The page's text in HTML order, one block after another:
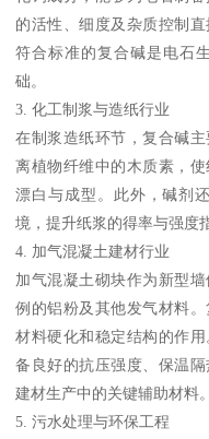
的活性、细度及杂质控制
符合标准的复合碱是电石
础。
3. 化工制浆与造纸行业
在制浆造纸环节，复合碱
离植物纤维中的木质素，
漂白与成型。此外，碱剂
境，提升纸浆的得率与强度
4. 加气混凝土建材行业
加气混凝土砌块作为新型
例的铝粉及其他发气材料
材料硬化和稳定结构的作
备良好的抗压强度、保温
建材生产中的关键辅助材料。
5. 污水处理与环保工程